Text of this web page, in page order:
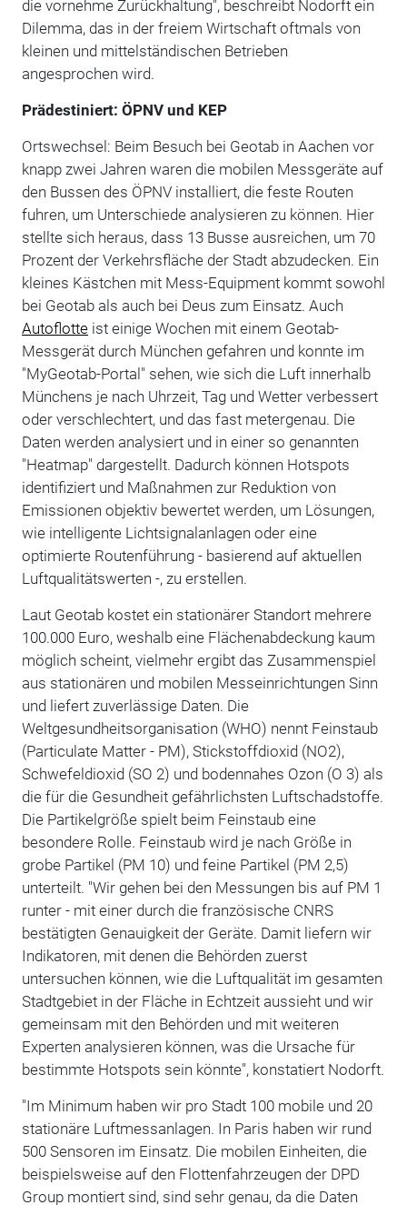
die vornehme Zurückhaltung", beschreibt Nodorft ein
Dilemma, das in der freiem Wirtschaft oftmals von
kleinen und mittelständischen Betrieben
angesprochen wird.
Prädestiniert: ÖPNV und KEP
Ortswechsel: Beim Besuch bei Geotab in Aachen vor
knapp zwei Jahren waren die mobilen Messgeräte auf
den Bussen des ÖPNV installiert, die feste Routen
fuhren, um Unterschiede analysieren zu können. Hier
stellte sich heraus, dass 13 Busse ausreichen, um 70
Prozent der Verkehrsfläche der Stadt abzudecken. Ein
kleines Kästchen mit Mess-Equipment kommt sowohl
bei Geotab als auch bei Deus zum Einsatz. Auch
Autoflotteist einige Wochen mit einem Geotab-
Messgerät durch München gefahren und konnte im
"MyGeotab-Portal" sehen, wie sich die Luft innerhalb
Münchens je nach Uhrzeit, Tag und Wetter verbessert
oder verschlechtert, und das fast metergenau. Die
Daten werden analysiert und in einer so genannten
"Heatmap" dargestellt. Dadurch können Hotspots
identifiziert und Maßnahmen zur Reduktion von
Emissionen objektiv bewertet werden, um Lösungen,
wie intelligente Lichtsignalanlagen oder eine
optimierte Routenführung - basierend auf aktuellen
Luftqualitätswerten -, zu erstellen.
Laut Geotab kostet ein stationärer Standort mehrere
100.000 Euro, weshalb eine Flächenabdeckung kaum
möglich scheint, vielmehr ergibt das Zusammenspiel
aus stationären und mobilen Messeinrichtungen Sinn
und liefert zuverlässige Daten. Die
Weltgesundheitsorganisation (WHO) nennt Feinstaub
(Particulate Matter - PM), Stickstoffdioxid (NO2),
Schwefeldioxid (SO 2) und bodennahes Ozon (O 3) als
die für die Gesundheit gefährlichsten Luftschadstoffe.
Die Partikelgröße spielt beim Feinstaub eine
besondere Rolle. Feinstaub wird je nach Größe in
grobe Partikel (PM 10) und feine Partikel (PM 2,5)
unterteilt. "Wir gehen bei den Messungen bis auf PM 1
runter - mit einer durch die französische CNRS
bestätigten Genauigkeit der Geräte. Damit liefern wir
Indikatoren, mit denen die Behörden zuerst
untersuchen können, wie die Luftqualität im gesamten
Stadtgebiet in der Fläche in Echtzeit aussieht und wir
gemeinsam mit den Behörden und mit weiteren
Experten analysieren können, was die Ursache für
bestimmte Hotspots sein könnte", konstatiert Nodorft.
"Im Minimum haben wir pro Stadt 100 mobile und 20
stationäre Luftmessanlagen. In Paris haben wir rund
500 Sensoren im Einsatz. Die mobilen Einheiten, die
beispielsweise auf den Flottenfahrzeugen der DPD
Group montiert sind, sind sehr genau, da die Daten